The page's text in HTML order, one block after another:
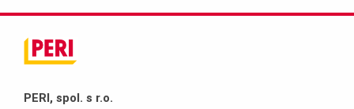
PERI, spol. s r.o.